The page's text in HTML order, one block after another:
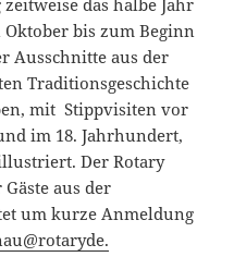
das halbe Jahr
bis zum Beginn
Ausschnitte aus der
Traditionsgeschichte
mit Stippvisiten vor
im 18. Jahrhundert,
Der Rotary
aus der
um kurze Anmeldung